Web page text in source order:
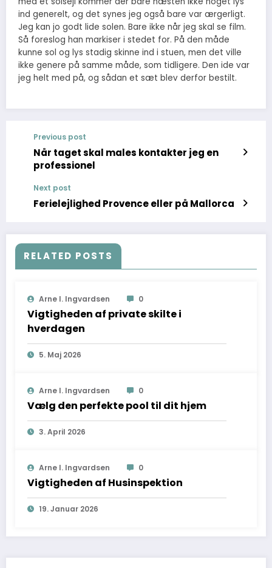
ind generelt, og det synes jeg også bare var ærgerligt.
Jeg kan jo godt lide solen. Bare ikke når jeg skal se film.
Så foreslog han markiser i stedet for. På den måde
kunne sol og lys stadig skinne ind i stuen, men det ville
ikke genere på samme måde, som tidligere. Den ide var
jeg helt med på, og sådan et sæt blev derfor bestilt.
Previous post
Når taget skal males kontakter jeg en
professionel
Next post
Ferielejlighed Provence eller på Mallorca
RELATED POSTS
Arne I. Ingvardsen 0
Vigtigheden af private skilte i
hverdagen
5. Maj 2026
Arne I. Ingvardsen 0
Vælg den perfekte pool til dit hjem
3. April 2026
Arne I. Ingvardsen 0
Vigtigheden af Husinspektion
19. Januar 2026